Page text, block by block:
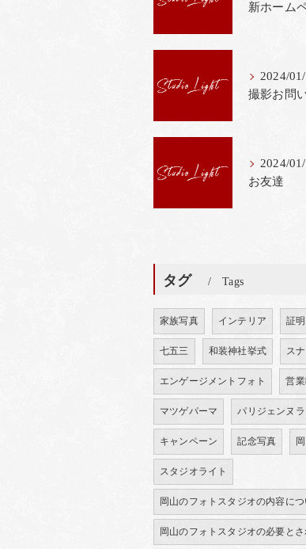
新ホーム
2024/
撮影お問
2024/
お友達
タグ Tags
家族写真 インテリア 証
七五三 和装神社挙式 ス
エンゲージメントフォト 営
マツゲパーマ パリジェンヌ
キャンペーン 記念写真
スタジオライト
岡山のフォトスタジオの内容につ
岡山のフォトスタジオの必要と